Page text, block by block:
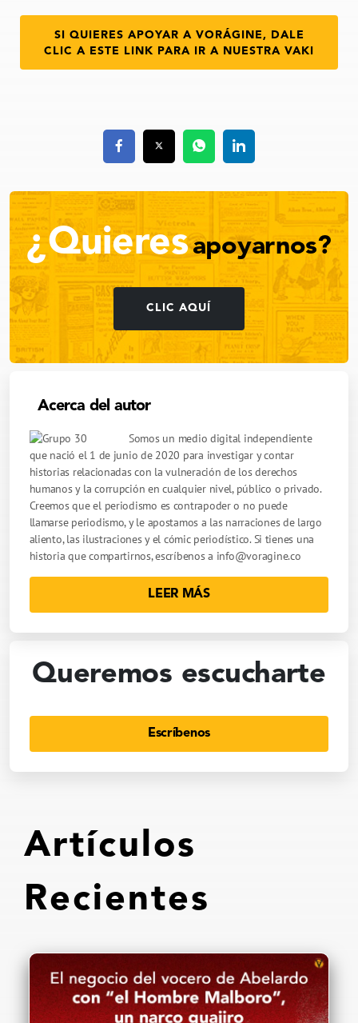
SI QUIERES APOYAR A VORÁGINE, DALE
CLIC A ESTE LINK PARA IR A NUESTRA VAKI
¿Quieresapoyarnos?
CLIC AQUÍ
Acerca del autor
Somos un medio digital independiente
que nació el 1 de junio de 2020 para investigar y contar
historias relacionadas con la vulneración de los derechos
humanos y la corrupción en cualquier nivel, público o privado.
Creemos que el periodismo es contrapoder o no puede
llamarse periodismo, y le apostamos a las narraciones de largo
aliento, las ilustraciones y el cómic periodístico. Si tienes una
historia que compartirnos, escríbenos a info@voragine.co
LEER MÁS
Queremos escucharte
Escríbenos
Artículos
Recientes